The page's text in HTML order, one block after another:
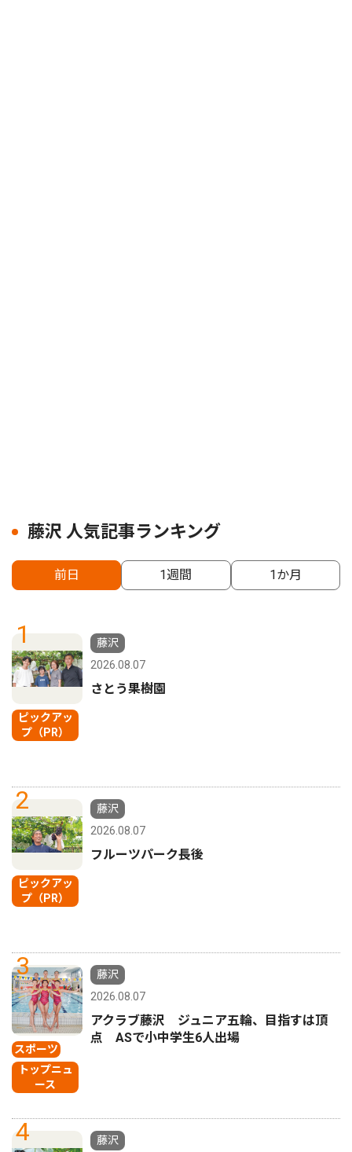
藤沢 人気記事ランキング
前日 1週間 1か月
1
ピックアッ
プ（PR）
藤沢
2026.08.07
さとう果樹園
2
ピックアッ
プ（PR）
藤沢
2026.08.07
フルーツパーク長後
3
スポーツ
トップニュ
ース
藤沢
2026.08.07
アクラブ藤沢 ジュニア五輪、目指すは頂
点 ASで小中学生6人出場
4
藤沢